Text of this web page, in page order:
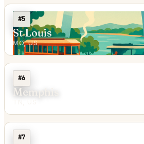
#5
St Louis
MO, US
#6
Memphis
#7